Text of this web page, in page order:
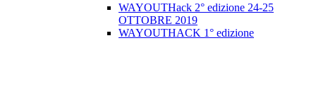
WAYOUTHack 2° edizione 24-25
OTTOBRE 2019
WAYOUTHACK 1° edizione